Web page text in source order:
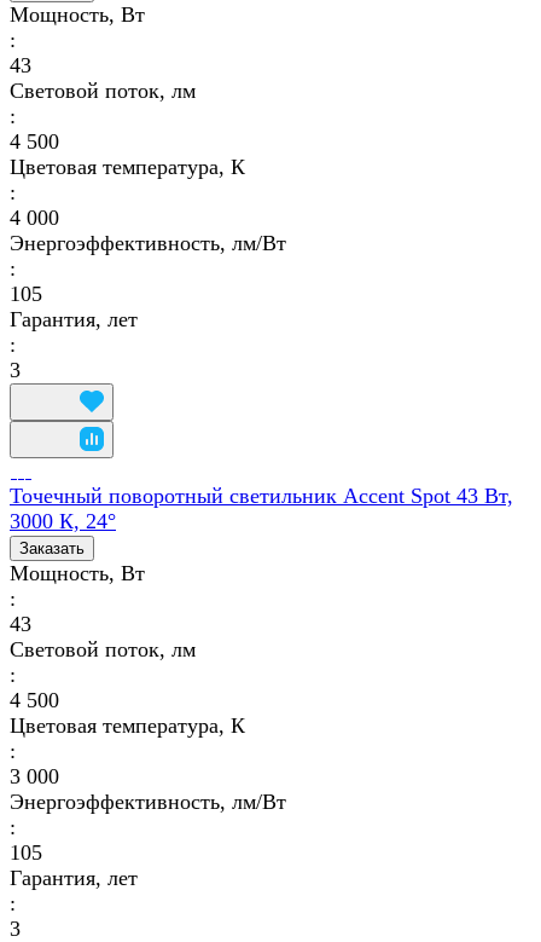
Мощность, Вт
:
43
Световой поток, лм
:
4 500
Цветовая температура, К
:
4 000
Энергоэффективность, лм/Вт
:
105
Гарантия, лет
:
3
Точечный поворотный светильник Accent Spot 43 Вт,
3000 К, 24°
Заказать
Мощность, Вт
:
43
Световой поток, лм
:
4 500
Цветовая температура, К
:
3 000
Энергоэффективность, лм/Вт
:
105
Гарантия, лет
:
3